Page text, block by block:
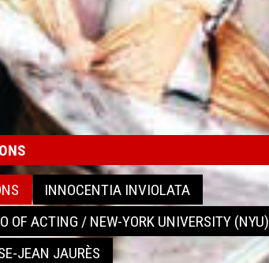
INNOCENTIA INVIOLATA
OF ACTING / NEW-YORK UNIVERSITY (NYU)
JEAN JAURÈS